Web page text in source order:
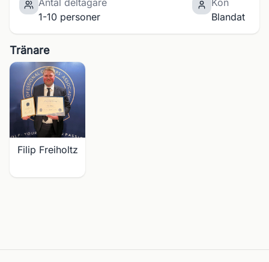
Antal deltagare
1-10 personer
Kön
Blandat
Tränare
Filip Freiholtz